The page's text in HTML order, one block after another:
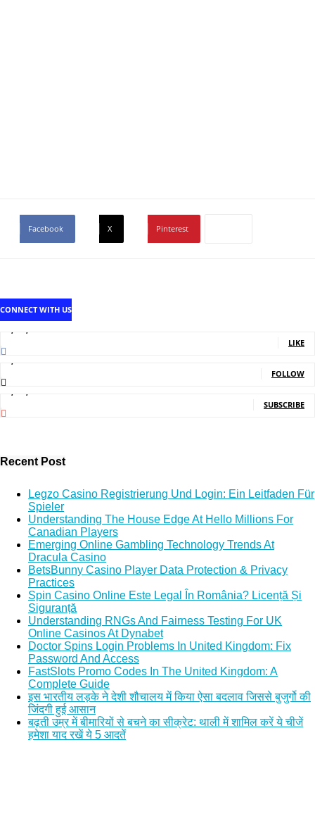
Facebook X Pinterest
CONNECT WITH US
LIKE
FOLLOW
SUBSCRIBE
Recent Post
Legzo Casino Registrierung Und Login: Ein Leitfaden Für
Spieler
Understanding The House Edge At Hello Millions For
Canadian Players
Emerging Online Gambling Technology Trends At
Dracula Casino
BetsBunny Casino Player Data Protection & Privacy
Practices
Spin Casino Online Este Legal În România? Licență Și
Siguranță
Understanding RNGs And Fairness Testing For UK
Online Casinos At Dynabet
Doctor Spins Login Problems In United Kingdom: Fix
Password And Access
FastSlots Promo Codes In The United Kingdom: A
Complete Guide
इस भारतीय लड़के ने देशी शौचालय में किया ऐसा बदलाव जिससे बुजुर्गो की
जिंदगी हुई आसान
बढ़ती उम्र में बीमारियों से बचने का सीक्रेट: थाली में शामिल करें ये चीजें
हमेशा याद रखें ये 5 आदतें